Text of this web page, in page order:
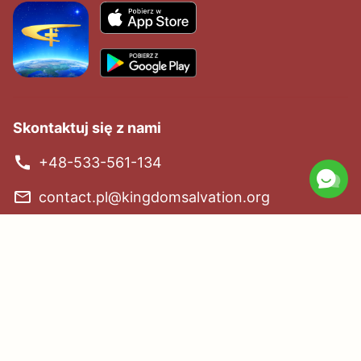
Skontaktuj się z nami
+48-533-561-134
contact.pl@kingdomsalvation.org
Zapewniliśmy Ci następujące tematy.
Zapraszam do przyłączenia się do
grupy w celu dyskusji:
A.Jak powitać Pana Jezusa?
Połącz się z nami w Messengerze